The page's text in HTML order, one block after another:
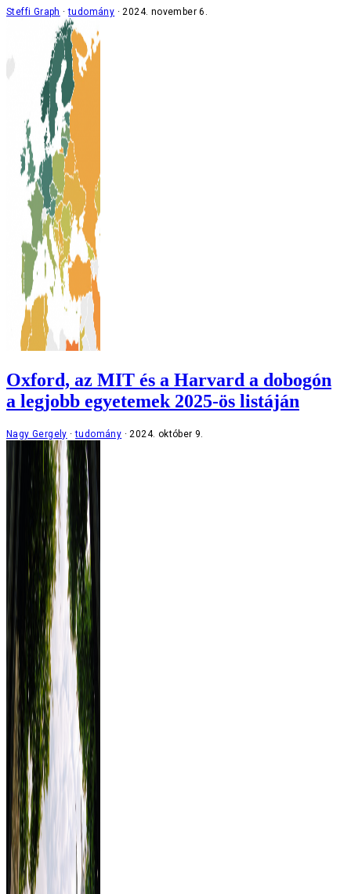
Steffi Graph tudomány 2024. november 6.
Oxford, az MIT és a Harvard a dobogón
a legjobb egyetemek 2025-ös listáján
Nagy Gergely tudomány 2024. október 9.